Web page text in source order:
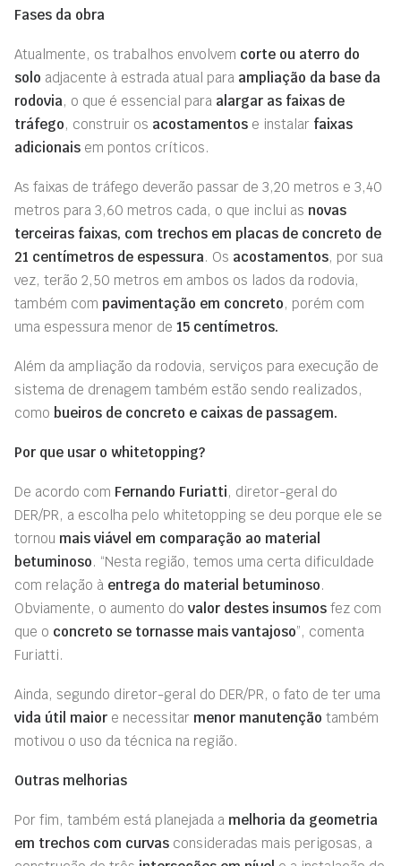
Fases da obra
Atualmente, os trabalhos envolvem corte ou aterro do
solo adjacente à estrada atual para ampliação da base da
rodovia, o que é essencial para alargar as faixas de
tráfego, construir os acostamentos e instalar faixas
adicionais em pontos críticos.
As faixas de tráfego deverão passar de 3,20 metros e 3,40
metros para 3,60 metros cada, o que inclui as novas
terceiras faixas, com trechos em placas de concreto de
21 centímetros de espessura. Os acostamentos, por sua
vez, terão 2,50 metros em ambos os lados da rodovia,
também com pavimentação em concreto, porém com
uma espessura menor de 15 centímetros.
Além da ampliação da rodovia, serviços para execução de
sistema de drenagem também estão sendo realizados,
como bueiros de concreto e caixas de passagem.
Por que usar o whitetopping?
De acordo com Fernando Furiatti, diretor-geral do
DER/PR, a escolha pelo whitetopping se deu porque ele se
tornou mais viável em comparação ao material
betuminoso. “Nesta região, temos uma certa dificuldade
com relação à entrega do material betuminoso.
Obviamente, o aumento do valor destes insumos fez com
que o concreto se tornasse mais vantajoso”, comenta
Furiatti.
Ainda, segundo diretor-geral do DER/PR, o fato de ter uma
vida útil maior e necessitar menor manutenção também
motivou o uso da técnica na região.
Outras melhorias
Por fim, também está planejada a melhoria da geometria
em trechos com curvas consideradas mais perigosas, a